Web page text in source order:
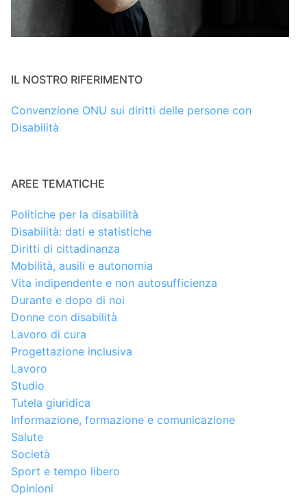
IL NOSTRO RIFERIMENTO
Convenzione ONU sui diritti delle persone con
Disabilità
AREE TEMATICHE
Politiche per la disabilità
Disabilità: dati e statistiche
Diritti di cittadinanza
Mobilità, ausili e autonomia
Vita indipendente e non autosufficienza
Durante e dopo di noi
Donne con disabilità
Lavoro di cura
Progettazione inclusiva
Lavoro
Studio
Tutela giuridica
Informazione, formazione e comunicazione
Salute
Società
Sport e tempo libero
Opinioni